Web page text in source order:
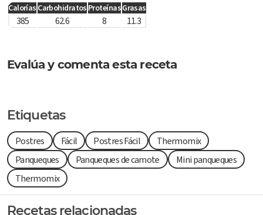
Calorías Carbohidratos ProteínasGrasas
385 62.6 8 11.3
Evalúa y comenta esta receta
Etiquetas
Postres Fácil Postres Fácil
Thermomix
Panqueques
Panqueques de camote
Mini panqueques
Thermomix
Recetas relacionadas